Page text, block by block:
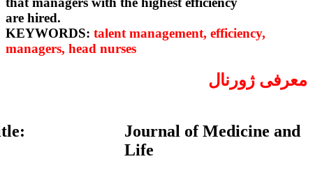
are hired.
KEYWORDS:talent management,
managers, head nurses
Journal of